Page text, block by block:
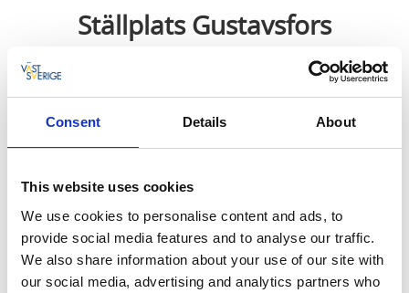
Consent Details About
This website uses cookies
We use cookies to personalise content and ads, to
provide social media features and to analyse our traffic.
We also share information about your use of our site with
our social media, advertising and analytics partners who
Ställplats Gustavsfors
Ställplatser för husbilar vid Folkets Hus
3 ställplatser för husbilar i Gustavsfors vid
Folkets Hus.
Ställplats i Gustavsfors
Antal platser: 3
Faciliteter/service: dusch och wc finns i gästhamnen